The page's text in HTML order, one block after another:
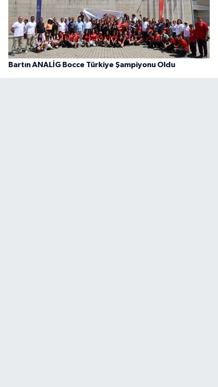
Bartın ANALİG Bocce Türkiye Şampiyonu Oldu